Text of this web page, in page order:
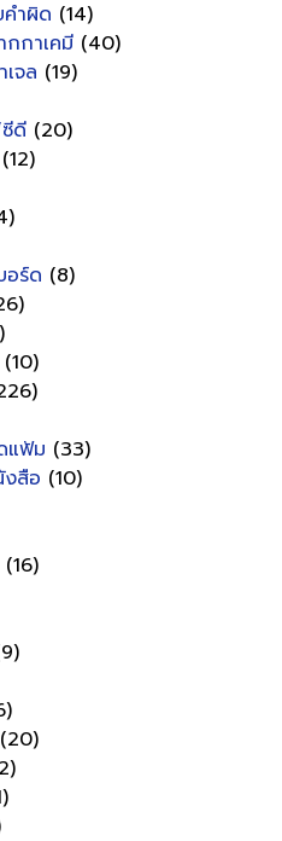
คำผิด (14)
กกาเคมี (40)
จล (19)
ดี (20)
(12)
อร์ด (8)
(10)
แฟ้ม (33)
สือ (10)
(16)
(20)